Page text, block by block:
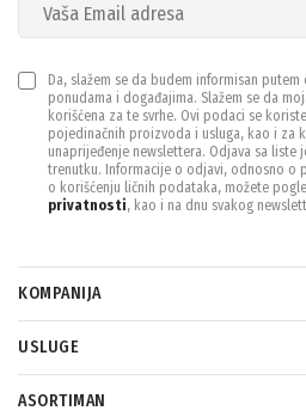
Da, slažem se da budem informisan
ponudama i događajima. Slažem se da
korišćena za te svrhe. Ovi podaci se
pojedinačnih proizvoda i usluga, kao i za
unaprijeđenje newslettera. Odjava sa liste
trenutku. Informacije o odjavi, odnosno o
o korišćenju ličnih podataka, možete
privatnosti, kao i na dnu svakog
KOMPANIJA
USLUGE
ASORTIMAN